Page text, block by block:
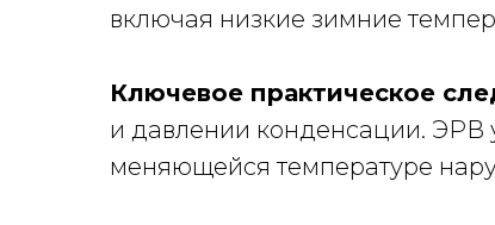
включая низкие зимние
Ключевое практическое
и давлении конденсации. ЭРВ
меняющейся температуре